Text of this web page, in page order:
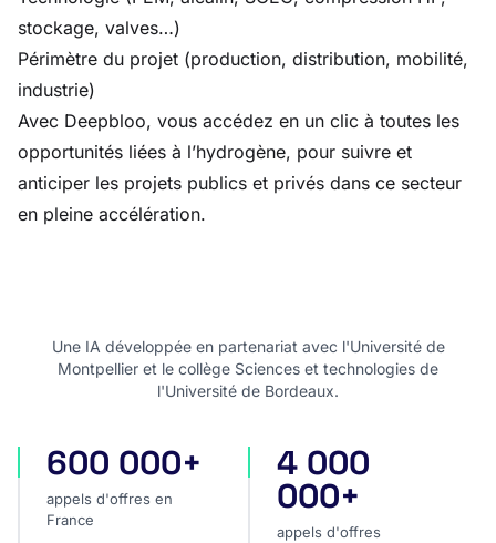
stockage, valves…)
Périmètre du projet (production, distribution, mobilité,
industrie)
Avec Deepbloo, vous accédez en un clic à toutes les
opportunités liées à l’hydrogène, pour suivre et
anticiper les projets publics et privés dans ce secteur
en pleine accélération.
Une IA développée en partenariat avec l'Université de
Montpellier et le collège Sciences et technologies de
l'Université de Bordeaux.
appels d'offres en France
600 000+
appels d'offres en
France
appels d'offres
4 000
000+
appels d'offres